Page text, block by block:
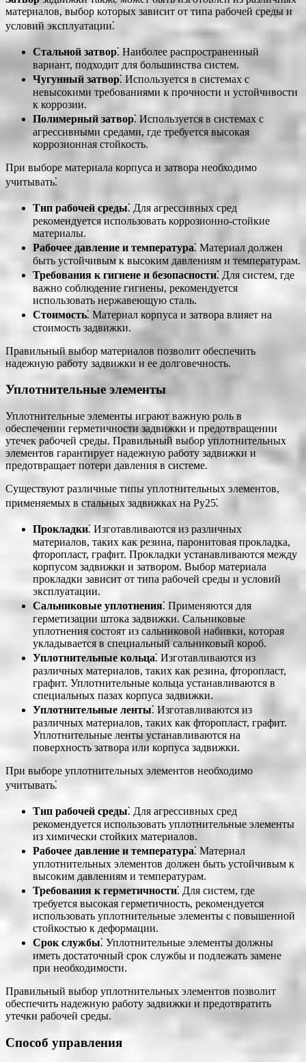
материалов, выбор которых зависит от типа рабочей среды и
условий эксплуатации⁚
Стальной затвор⁚ Наиболее распространенный
вариант, подходит для большинства систем.
Чугунный затвор⁚ Используется в системах с
невысокими требованиями к прочности и устойчивости
к коррозии.
Полимерный затвор⁚ Используется в системах с
агрессивными средами, где требуется высокая
коррозионная стойкость.
При выборе материала корпуса и затвора необходимо
учитывать⁚
Тип рабочей среды⁚ Для агрессивных сред
рекомендуется использовать коррозионно-стойкие
материалы.
Рабочее давление и температура⁚ Материал должен
быть устойчивым к высоким давлениям и температурам.
Требования к гигиене и безопасности⁚ Для систем, где
важно соблюдение гигиены, рекомендуется
использовать нержавеющую сталь.
Стоимость⁚ Материал корпуса и затвора влияет на
стоимость задвижки.
Правильный выбор материалов позволит обеспечить
надежную работу задвижки и ее долговечность.
Уплотнительные элементы
Уплотнительные элементы играют важную роль в
обеспечении герметичности задвижки и предотвращении
утечек рабочей среды. Правильный выбор уплотнительных
элементов гарантирует надежную работу задвижки и
предотвращает потери давления в системе.
Существуют различные типы уплотнительных элементов,
применяемых в стальных задвижках на Ру25⁚
Прокладки⁚ Изготавливаются из различных
материалов, таких как резина, паронитовая прокладка,
фторопласт, графит. Прокладки устанавливаются между
корпусом задвижки и затвором. Выбор материала
прокладки зависит от типа рабочей среды и условий
эксплуатации.
Сальниковые уплотнения⁚ Применяются для
герметизации штока задвижки. Сальниковые
уплотнения состоят из сальниковой набивки, которая
укладывается в специальный сальниковый короб.
Уплотнительные кольца⁚ Изготавливаются из
различных материалов, таких как резина, фторопласт,
графит. Уплотнительные кольца устанавливаются в
специальных пазах корпуса задвижки.
Уплотнительные ленты⁚ Изготавливаются из
различных материалов, таких как фторопласт, графит.
Уплотнительные ленты устанавливаются на
поверхность затвора или корпуса задвижки.
При выборе уплотнительных элементов необходимо
учитывать⁚
Тип рабочей среды⁚ Для агрессивных сред
рекомендуется использовать уплотнительные элементы
из химически стойких материалов.
Рабочее давление и температура⁚ Материал
уплотнительных элементов должен быть устойчивым к
высоким давлениям и температурам.
Требования к герметичности⁚ Для систем, где
требуется высокая герметичность, рекомендуется
использовать уплотнительные элементы с повышенной
стойкостью к деформации.
Срок службы⁚ Уплотнительные элементы должны
иметь достаточный срок службы и подлежать замене
при необходимости.
Правильный выбор уплотнительных элементов позволит
обеспечить надежную работу задвижки и предотвратить
утечки рабочей среды.
Способ управления